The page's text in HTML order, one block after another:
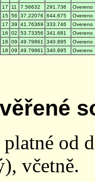
17 11 7.56632 291.736
Overeno
15 56 37.22076 644.675
Overeno
17 39 41.76369 333.746
Overeno
16 02 53.73356 341.681
Overeno
18 09 49.79861 340.895
Overeno
18 09 49.79861 340.895 Overeno
od
včetně.